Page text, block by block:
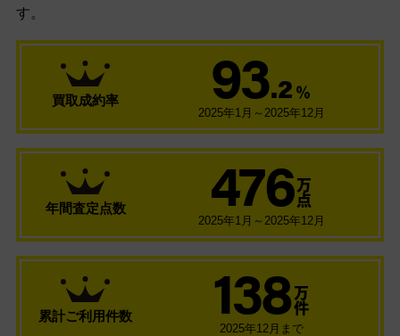
す。
買取成約率 93.2 ％
2025年1月～2025年12月
年間査定点数 476 万
点
2025年1月～2025年12月
累計ご利用件数 138 万
件
2025年12月まで